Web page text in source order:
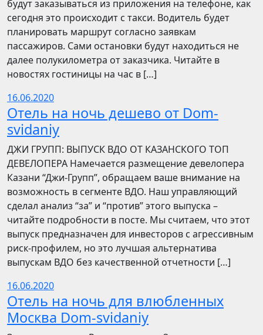
будут заказываться из приложения на телефоне, как
сегодня это происходит с такси. Водитель будет
планировать маршрут согласно заявкам
пассажиров. Сами остановки будут находиться не
далее полукилометра от заказчика. Читайте в
новостях гостиницы на час в […]
16.06.2020
Отель на ночь дешево от Dom-
svidaniy
​​ДЖИ ГРУПП: ВЫПУСК ВДО ОТ КАЗАНСКОГО ТОП
ДЕВЕЛОПЕРА Намечается размещение девелопера
Казани “Джи-Групп”, обращаем ваше внимание на
возможность в сегменте ВДО. Наш управляющий
сделал анализ “за” и “против” этого выпуска –
читайте подробности в посте. Мы считаем, что этот
выпуск предназначен для инвесторов с агрессивным
риск-профилем, но это лучшая альтернатива
выпускам ВДО без качественной отчетности […]
16.06.2020
Отель на ночь для влюбленных
Москва Dom-svidaniy